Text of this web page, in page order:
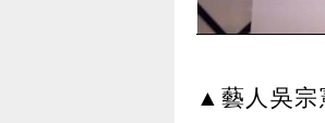
▲藝人吳宗